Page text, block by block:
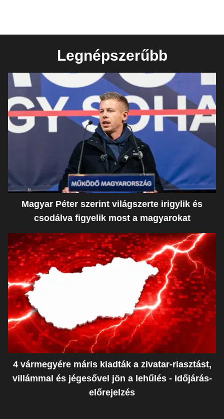
Legnépszerűbb
Magyar Péter szerint világszerte irigylik és
csodálva figyelik most a magyarokat
4 vármegyére máris kiadták a zivatar-riasztást,
villámmal és jégesővel jön a lehűlés - Időjárás-
előrejelzés